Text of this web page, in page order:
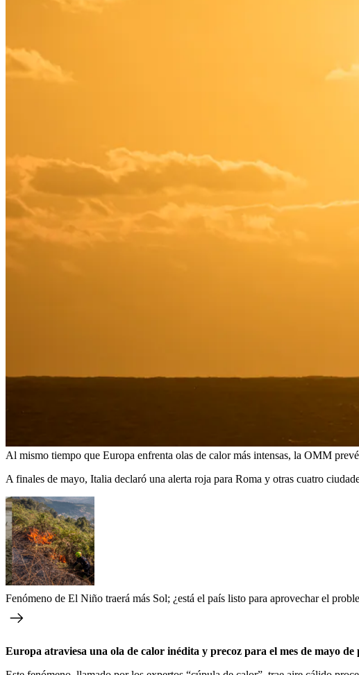
Al mismo tiempo que Europa enfrenta olas de calor más intensas, la OMM
A finales de mayo, Italia declaró una alerta roja para Roma y otras cuatro
Fenómeno de El Niño traerá más Sol; ¿está el país listo para aprovechar el
Europa atraviesa una ola de calor inédita y precoz para el mes de mayo de